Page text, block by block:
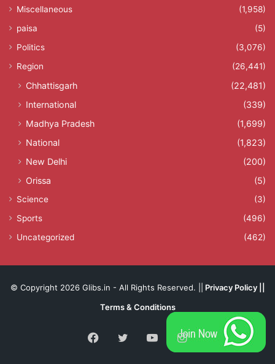
Miscellaneous
(1,958)
paisa
(5)
Politics
(3,076)
Region
(26,441)
Chhattisgarh
(22,481)
International
(339)
Madhya Pradesh
(1,699)
National
(1,823)
New Delhi
(200)
Orissa
(5)
Science
(3)
Sports
(496)
Uncategorized
(462)
© Copyright 2026 Glibs.in - All Rights Reserved. || Privacy Policy||
Terms & Conditions
Facebook
TwitterYouTubeInstagram